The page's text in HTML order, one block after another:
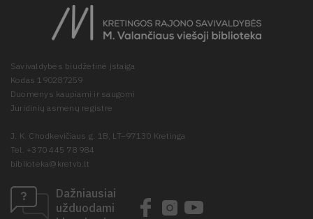
Savivaldybės biudžetinė įstaiga
Kodas 190287259
Duomenys kaupiami ir saugomi
Juridinių asmenų registre
J. K. Chodkevičiaus g. 1B, LT–97130 Kretinga
Tel. +370 445 78 984
biblioteka@kretvb.lt
Dažniausiai
užduodami